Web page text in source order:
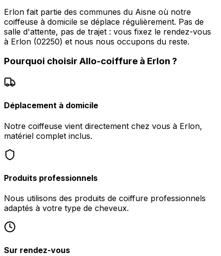
Erlon fait partie des communes du Aisne où notre
coiffeuse à domicile se déplace régulièrement. Pas de
salle d'attente, pas de trajet : vous fixez le rendez-vous
à Erlon (02250) et nous nous occupons du reste.
Pourquoi choisir Allo-coiffure à Erlon ?
Déplacement à domicile
Notre coiffeuse vient directement chez vous à Erlon,
matériel complet inclus.
Produits professionnels
Nous utilisons des produits de coiffure professionnels
adaptés à votre type de cheveux.
Sur rendez-vous